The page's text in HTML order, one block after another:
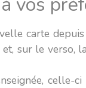
carte
et, sur le verso,
celle-